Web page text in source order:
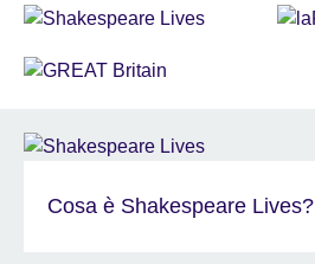
Cosa è Shakespeare Lives?